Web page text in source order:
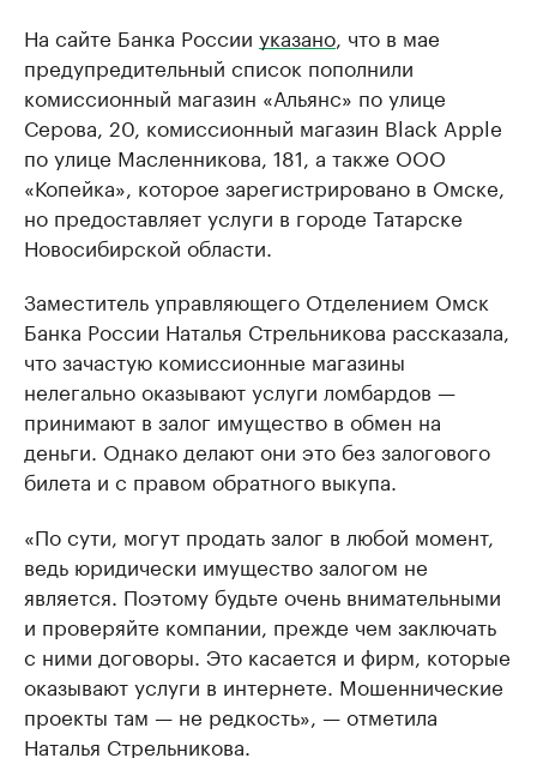
На сайте Банка России указано, что в мае
предупредительный список пополнили
комиссионный магазин «Альянс» по улице
Серова, 20, комиссионный магазин Black Apple
по улице Масленникова, 181, а также ООО
«Копейка», которое зарегистрировано в Омске,
но предоставляет услуги в городе Татарске
Новосибирской области.
Заместитель управляющего Отделением Омск
Банка России Наталья Стрельникова рассказала,
что зачастую комиссионные магазины
нелегально оказывают услуги ломбардов —
принимают в залог имущество в обмен на
деньги. Однако делают они это без залогового
билета и с правом обратного выкупа.
«По сути, могут продать залог в любой момент,
ведь юридически имущество залогом не
является. Поэтому будьте очень внимательными
и проверяйте компании, прежде чем заключать
с ними договоры. Это касается и фирм, которые
оказывают услуги в интернете. Мошеннические
проекты там — не редкость», — отметила
Наталья Стрельникова.